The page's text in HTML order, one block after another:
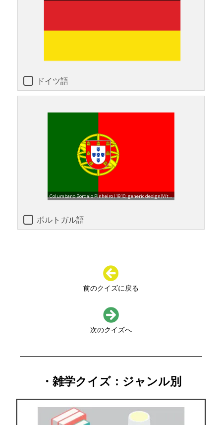
ドイツ語
Columbano Bordalo Pinheiro (1910; generic design)Vítor Luís Rodrigues; António Martins-Tuválkin (2004; this specific vector set: see sources), Public domain, via Wikimedia Commons
ポルトガル語
前のクイズに戻る
次のクイズへ
・雑学クイズ：ジャンル別